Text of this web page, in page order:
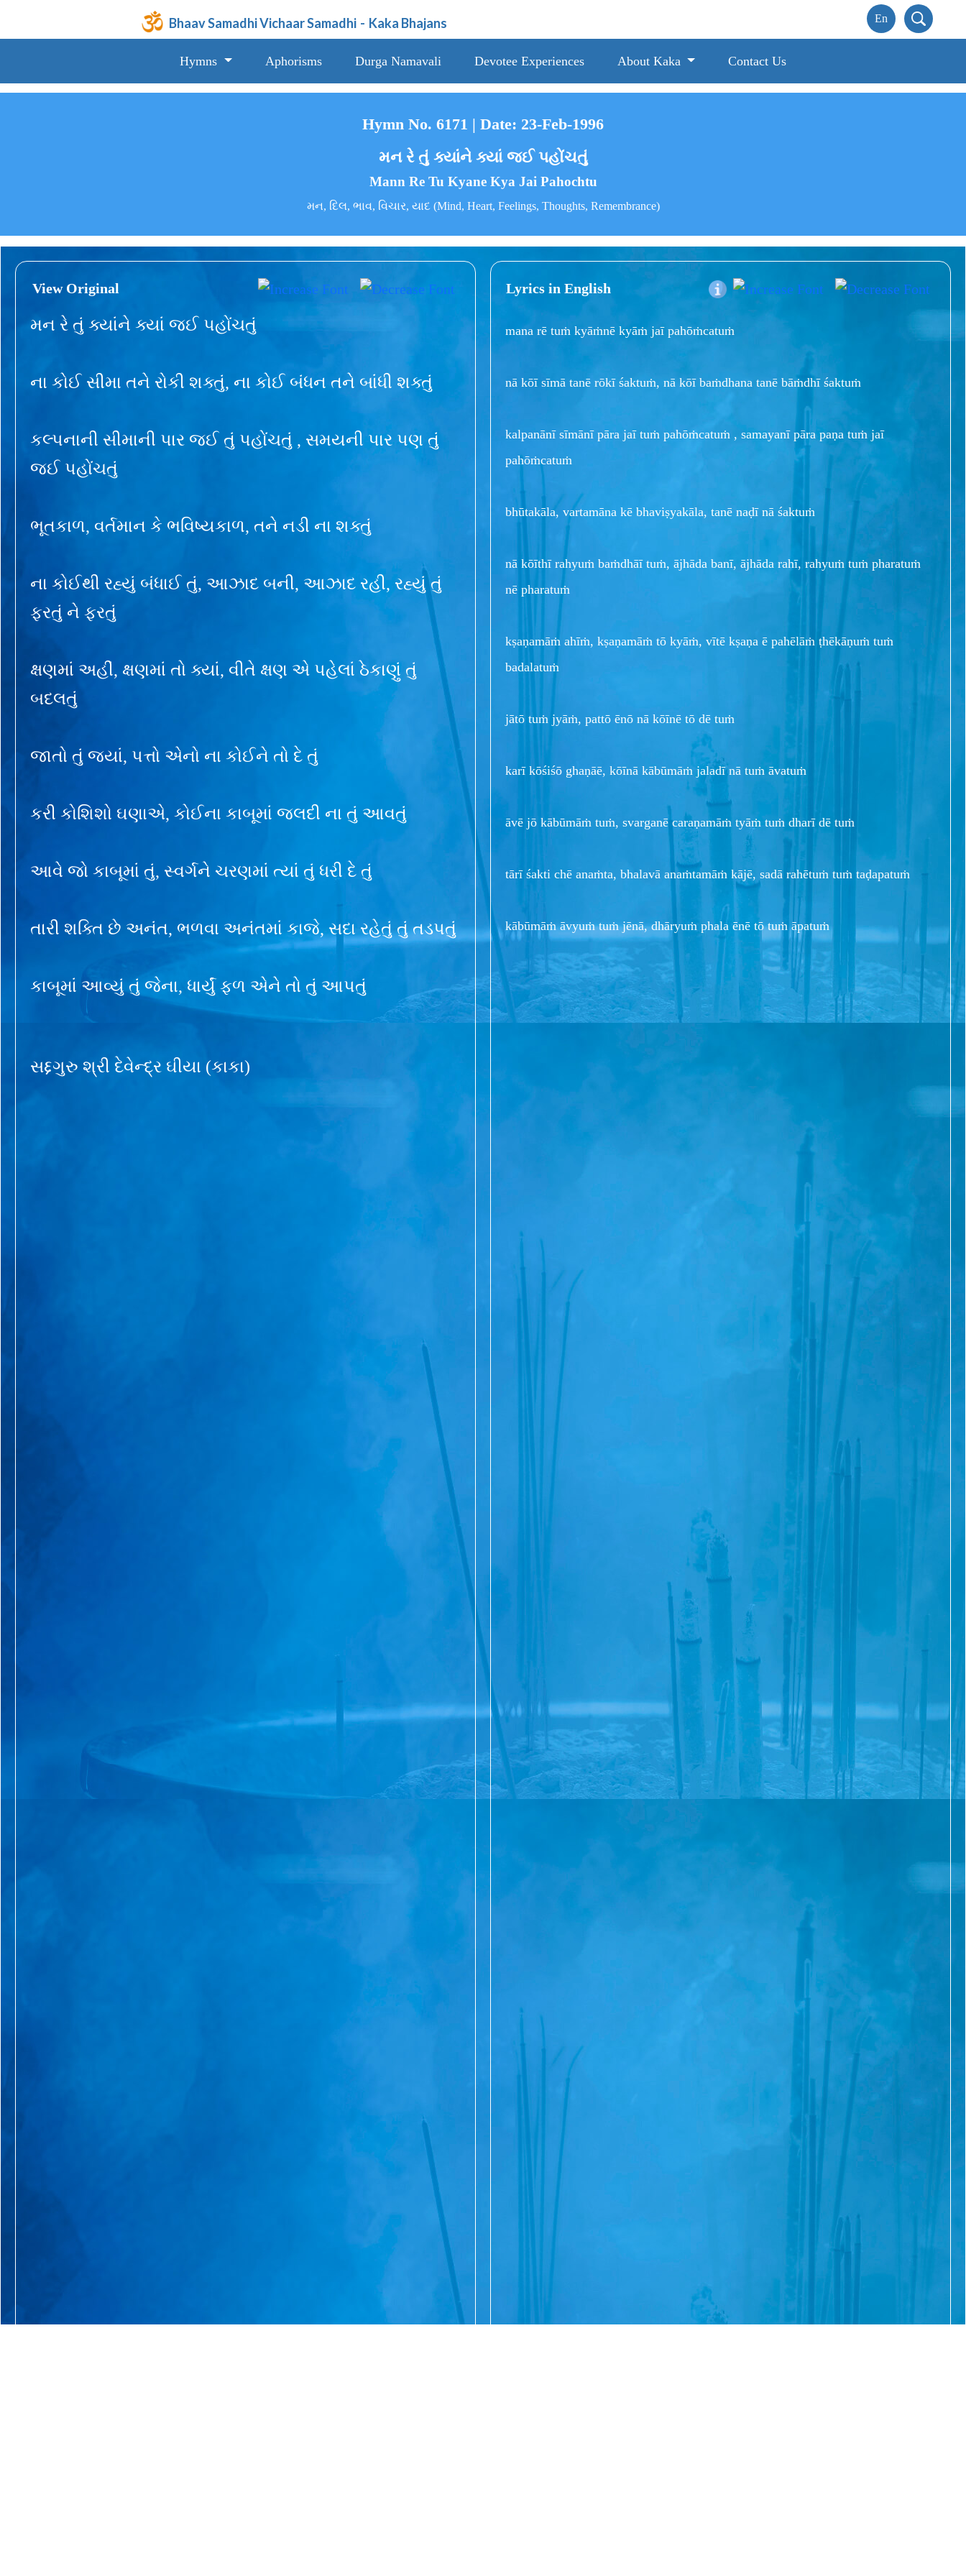
Bhaav Samadhi Vichaar Samadhi - Kaka Bhajans
Hymns Aphorisms Durga Namavali Devotee Experiences About Kaka Contact Us
Hymn No. 6171 | Date: 23-Feb-1996
મન રે તું ક્યાંને ક્યાં જઈ પહોંચતું
Mann Re Tu Kyane Kya Jai Pahochtu
મન, દિલ, ભાવ, વિચાર, યાદ (Mind, Heart, Feelings, Thoughts, Remembrance)
View Original
મન રે તું ક્યાંને ક્યાં જઈ પહોંચતું
ના કોઈ સીમા તને રોકી શક્તું, ના કોઈ બંધન તને બાંધી શક્તું
કલ્પનાની સીમાની પાર જઈ તું પહોંચતું , સમયની પાર પણ તું
જઈ પહોંચતું
ભૂતકાળ, વર્તમાન કે ભવિષ્યકાળ, તને નડી ના શક્તું
ના કોઈથી રહ્યું બંધાઈ તું, આઝાદ બની, આઝાદ રહી, રહ્યું તું
ફરતું ને ફરતું
ક્ષણમાં અહીં, ક્ષણમાં તો ક્યાં, વીતે ક્ષણ એ પહેલાં ઠેકાણું તું
બદલતું
જાતો તું જ્યાં, પત્તો એનો ના કોઈને તો દે તું
કરી કોશિશો ઘણાએ, કોઈના કાબૂમાં જલદી ના તું આવતું
આવે જો કાબૂમાં તું, સ્વર્ગને ચરણમાં ત્યાં તું ધરી દે તું
તારી શક્તિ છે અનંત, ભળવા અનંતમાં કાજે, સદા રહેતું તું તડપતું
કાબૂમાં આવ્યું તું જેના, ધાર્યું ફળ એને તો તું આપતું
સદ્દગુરુ શ્રી દેવેન્દ્ર ઘીયા (કાકા)
Lyrics in English
mana rē tuṁ kyāṁnē kyāṁ jaī pahōṁcatuṁ
nā kōī sīmā tanē rōkī śaktuṁ, nā kōī baṁdhana tanē bāṁdhī śaktuṁ
kalpanānī sīmānī pāra jaī tuṁ pahōṁcatuṁ , samayanī pāra paṇa tuṁ jaī
pahōṁcatuṁ
bhūtakāla, vartamāna kē bhaviṣyakāla, tanē naḍī nā śaktuṁ
nā kōīthī rahyuṁ baṁdhāī tuṁ, ājhāda banī, ājhāda rahī, rahyuṁ tuṁ pharatuṁ
nē pharatuṁ
kṣaṇamāṁ ahīṁ, kṣaṇamāṁ tō kyāṁ, vītē kṣaṇa ē pahēlāṁ ṭhēkāṇuṁ tuṁ
badalatuṁ
jātō tuṁ jyāṁ, pattō ēnō nā kōīnē tō dē tuṁ
karī kōśiśō ghaṇāē, kōīnā kābūmāṁ jaladī nā tuṁ āvatuṁ
āvē jō kābūmāṁ tuṁ, svarganē caraṇamāṁ tyāṁ tuṁ dharī dē tuṁ
tārī śakti chē anaṁta, bhalavā anaṁtamāṁ kājē, sadā rahētuṁ tuṁ taḍapatuṁ
kābūmāṁ āvyuṁ tuṁ jēnā, dhāryuṁ phala ēnē tō tuṁ āpatuṁ